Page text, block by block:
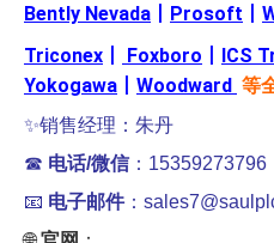
Bently Nevada
Prosoft
Triconex
Foxboro ICS
Yokogawa
Woodward 等
✨销售经理：朱丹
☎ 电话/微信：15359273796
📧 电子邮件：